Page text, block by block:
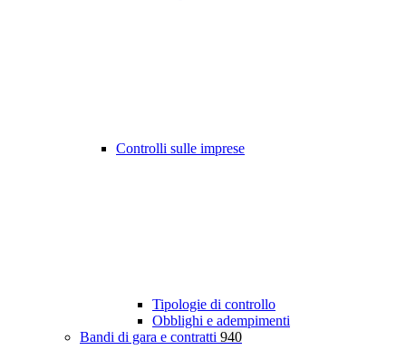
Controlli sulle imprese
Tipologie di controllo
Obblighi e adempimenti
Bandi di gara e contratti 940